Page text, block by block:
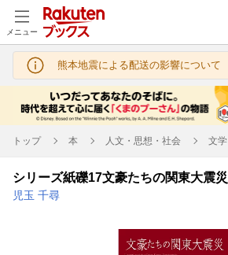
メニュー
熊本地震による配送の影響について
トップ 本 人文・思想・社会 文学
シリーズ紙礫17文豪たちの関東大震災
児玉 千尋